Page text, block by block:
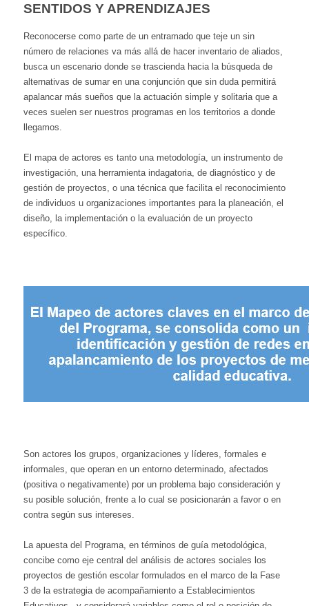
SENTIDOS Y APRENDIZAJES
Reconocerse como parte de un entramado que teje un sin
número de relaciones va más allá de hacer inventario de aliados,
busca un escenario donde se trascienda hacia la búsqueda de
alternativas de sumar en una conjunción que sin duda permitirá
apalancar más sueños que la actuación simple y solitaria que a
veces suelen ser nuestros programas en los territorios a donde
llegamos.
El mapa de actores es tanto una metodología, un instrumento de
investigación, una herramienta indagatoria, de diagnóstico y de
gestión de proyectos, o una técnica que facilita el reconocimiento
de individuos u organizaciones importantes para la planeación, el
diseño, la implementación o la evaluación de un proyecto
específico.
Son actores los grupos, organizaciones y líderes, formales e
informales, que operan en un entorno determinado, afectados
(positiva o negativamente) por un problema bajo consideración y
su posible solución, frente a lo cual se posicionarán a favor o en
contra según sus intereses.
La apuesta del Programa, en términos de guía metodológica,
concibe como eje central del análisis de actores sociales los
proyectos de gestión escolar formulados en el marco de la Fase
3 de la estrategia de acompañamiento a Establecimientos